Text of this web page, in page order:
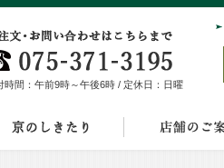
時間：午前9時～午後6時 / 定休日：日曜